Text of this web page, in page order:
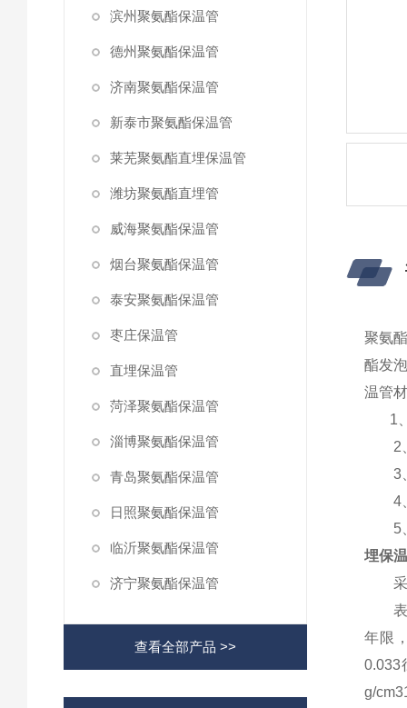
滨州聚氨酯保温管
德州聚氨酯保温管
济南聚氨酯保温管
新泰市聚氨酯保温管
莱芜聚氨酯直埋保温管
潍坊聚氨酯直埋管
威海聚氨酯保温管
烟台聚氨酯保温管
泰安聚氨酯保温管
枣庄保温管
直埋保温管
菏泽聚氨酯保温管
淄博聚氨酯保温管
青岛聚氨酯保温管
日照聚氨酯保温管
临沂聚氨酯保温管
济宁聚氨酯保温管
查看全部产品 >>
聚氨
酯发
温管
1、
2、
3、
4、
5、
埋保
采
表层
年限
0.033
g/